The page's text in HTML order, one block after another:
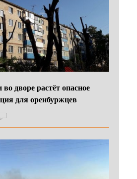
дворе растёт опасное
для оренбуржцев